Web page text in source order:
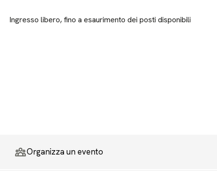
Ingresso libero, fino a esaurimento dei posti disponibili
Organizza un evento